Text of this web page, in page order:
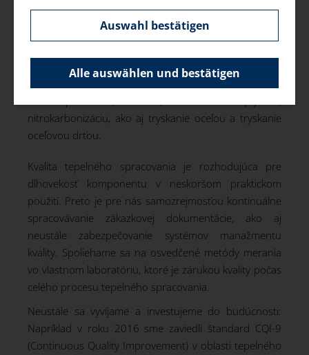
výrobkoch správnu kaliacu teplotu a boli schopní
spracovať flexibilne aj malé série.
škálu služieb v rámci rôznych procesov kalenia:
martenzitické kalenie a temperovanie, bainitické kalenie
nitrokarbonizáciu, ako aj tryskanie oceľou a tryskanie
oceľovou drťou.
Kvalita tepelného spracovania je rozhodujúca pre
dlhovekosť komponentu v neskoršom praktickom
použití. Preto je pre nás samozrejmosťou kontinuálne
spracovávanie zákazkovej dokumentácie, ako aj
neustále zabezpečovanie systémov manažmentu
kvality. Spoliehame sa na osvedčené metódy merania
vo vlastnom laboratóriu, ktoré je zárukou kvality počas
celého procesu tepelného spracovania.
Neustále sa vyvíjame a investujeme do budúcnosti:
Napríklad v roku 2016 sme zaviedli štandard CQI-9
(Continuous Quality Improvement) v oblasti tepelného
Auswahl bestätigen
Alle auswählen und bestätigen